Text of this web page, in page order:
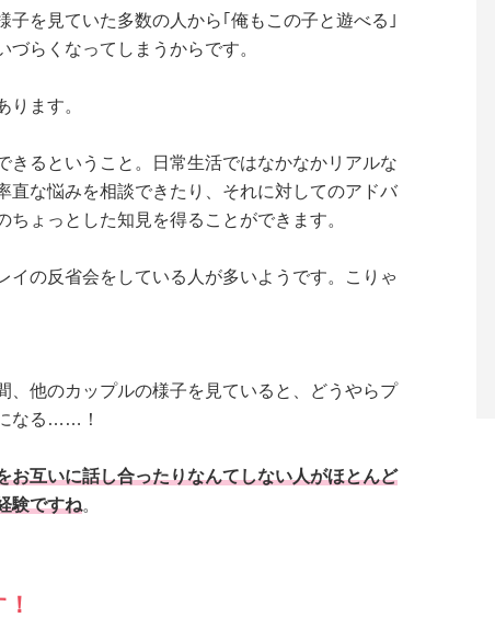
を見ていた多数の人から｢俺もこの子と遊べる｣
らくなってしまうからです。
ます。
るということ。日常生活ではなかなかリアルな
な悩みを相談できたり、それに対してのアドバ
ょっとした知見を得ることができます。
の反省会をしている人が多いようです。こりゃ
他のカップルの様子を見ていると、どうやらプ
なる……！
互いに話し合ったりなんてしない人がほとんど
験ですね。